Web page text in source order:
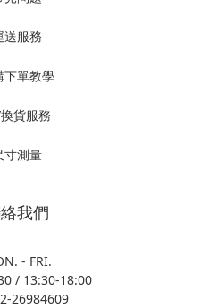
送服務
下單教學
貨服務
寸測量
我們
- FRI.
/ 13:30-18:00
26984609